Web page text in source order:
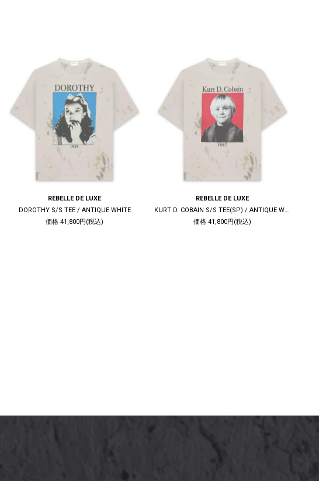
REBELLE DE LUXE
DOROTHY S/S TEE / ANTIQUE WHITE
価格 41,800円(税込)
REBELLE DE LUXE
KURT D. COBAIN S/S TEE(SP) / ANTIQUE WHITE
価格 41,800円(税込)